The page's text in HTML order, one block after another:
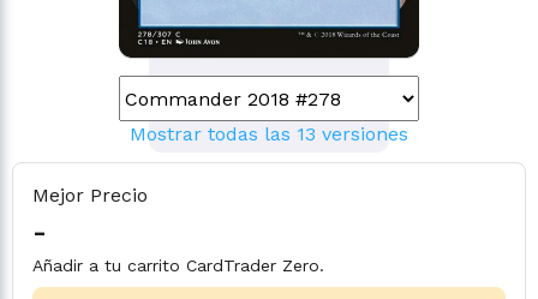
Mostrar todas las 13 versiones
Mejor Precio
-
Añadir a tu carrito CardTrader Zero.